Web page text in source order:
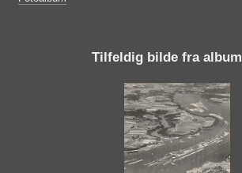
Tilfeldig bilde fra album